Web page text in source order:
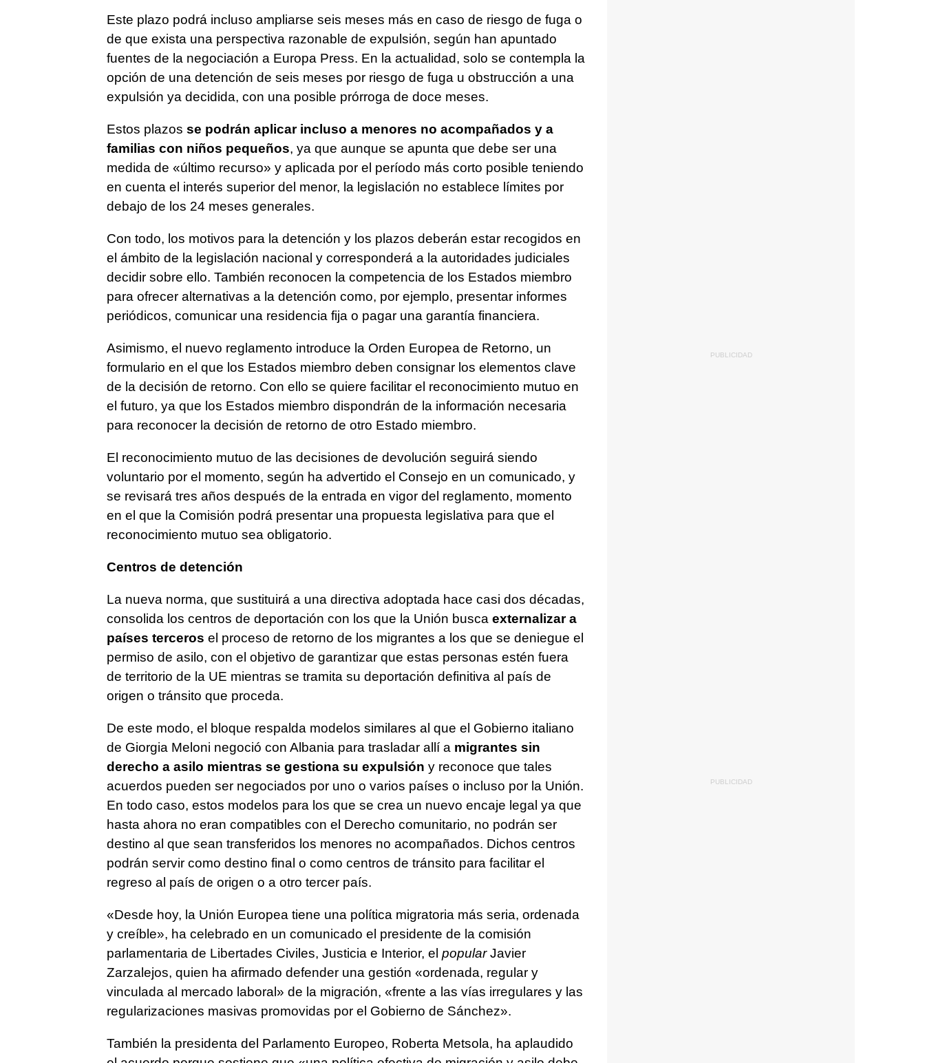
Este plazo podrá incluso ampliarse seis meses más en caso de riesgo de fuga o
de que exista una perspectiva razonable de expulsión, según han apuntado
fuentes de la negociación a Europa Press. En la actualidad, solo se contempla la
opción de una detención de seis meses por riesgo de fuga u obstrucción a una
expulsión ya decidida, con una posible prórroga de doce meses.
Estos plazos se podrán aplicar incluso a menores no acompañados y a
familias con niños pequeños, ya que aunque se apunta que debe ser una
medida de «último recurso» y aplicada por el período más corto posible teniendo
en cuenta el interés superior del menor, la legislación no establece límites por
debajo de los 24 meses generales.
Con todo, los motivos para la detención y los plazos deberán estar recogidos en
el ámbito de la legislación nacional y corresponderá a la autoridades judiciales
decidir sobre ello. También reconocen la competencia de los Estados miembro
para ofrecer alternativas a la detención como, por ejemplo, presentar informes
periódicos, comunicar una residencia fija o pagar una garantía financiera.
Asimismo, el nuevo reglamento introduce la Orden Europea de Retorno, un
formulario en el que los Estados miembro deben consignar los elementos clave
de la decisión de retorno. Con ello se quiere facilitar el reconocimiento mutuo en
el futuro, ya que los Estados miembro dispondrán de la información necesaria
para reconocer la decisión de retorno de otro Estado miembro.
El reconocimiento mutuo de las decisiones de devolución seguirá siendo
voluntario por el momento, según ha advertido el Consejo en un comunicado, y
se revisará tres años después de la entrada en vigor del reglamento, momento
en el que la Comisión podrá presentar una propuesta legislativa para que el
reconocimiento mutuo sea obligatorio.
Centros de detención
La nueva norma, que sustituirá a una directiva adoptada hace casi dos décadas,
consolida los centros de deportación con los que la Unión busca externalizar a
países terceros el proceso de retorno de los migrantes a los que se deniegue el
permiso de asilo, con el objetivo de garantizar que estas personas estén fuera
de territorio de la UE mientras se tramita su deportación definitiva al país de
origen o tránsito que proceda.
De este modo, el bloque respalda modelos similares al que el Gobierno italiano
de Giorgia Meloni negoció con Albania para trasladar allí a migrantes sin
derecho a asilo mientras se gestiona su expulsión y reconoce que tales
acuerdos pueden ser negociados por uno o varios países o incluso por la Unión.
En todo caso, estos modelos para los que se crea un nuevo encaje legal ya que
hasta ahora no eran compatibles con el Derecho comunitario, no podrán ser
destino al que sean transferidos los menores no acompañados. Dichos centros
podrán servir como destino final o como centros de tránsito para facilitar el
regreso al país de origen o a otro tercer país.
«Desde hoy, la Unión Europea tiene una política migratoria más seria, ordenada
y creíble», ha celebrado en un comunicado el presidente de la comisión
parlamentaria de Libertades Civiles, Justicia e Interior, el popularJavier
Zarzalejos, quien ha afirmado defender una gestión «ordenada, regular y
vinculada al mercado laboral» de la migración, «frente a las vías irregulares y las
regularizaciones masivas promovidas por el Gobierno de Sánchez».
También la presidenta del Parlamento Europeo, Roberta Metsola, ha aplaudido